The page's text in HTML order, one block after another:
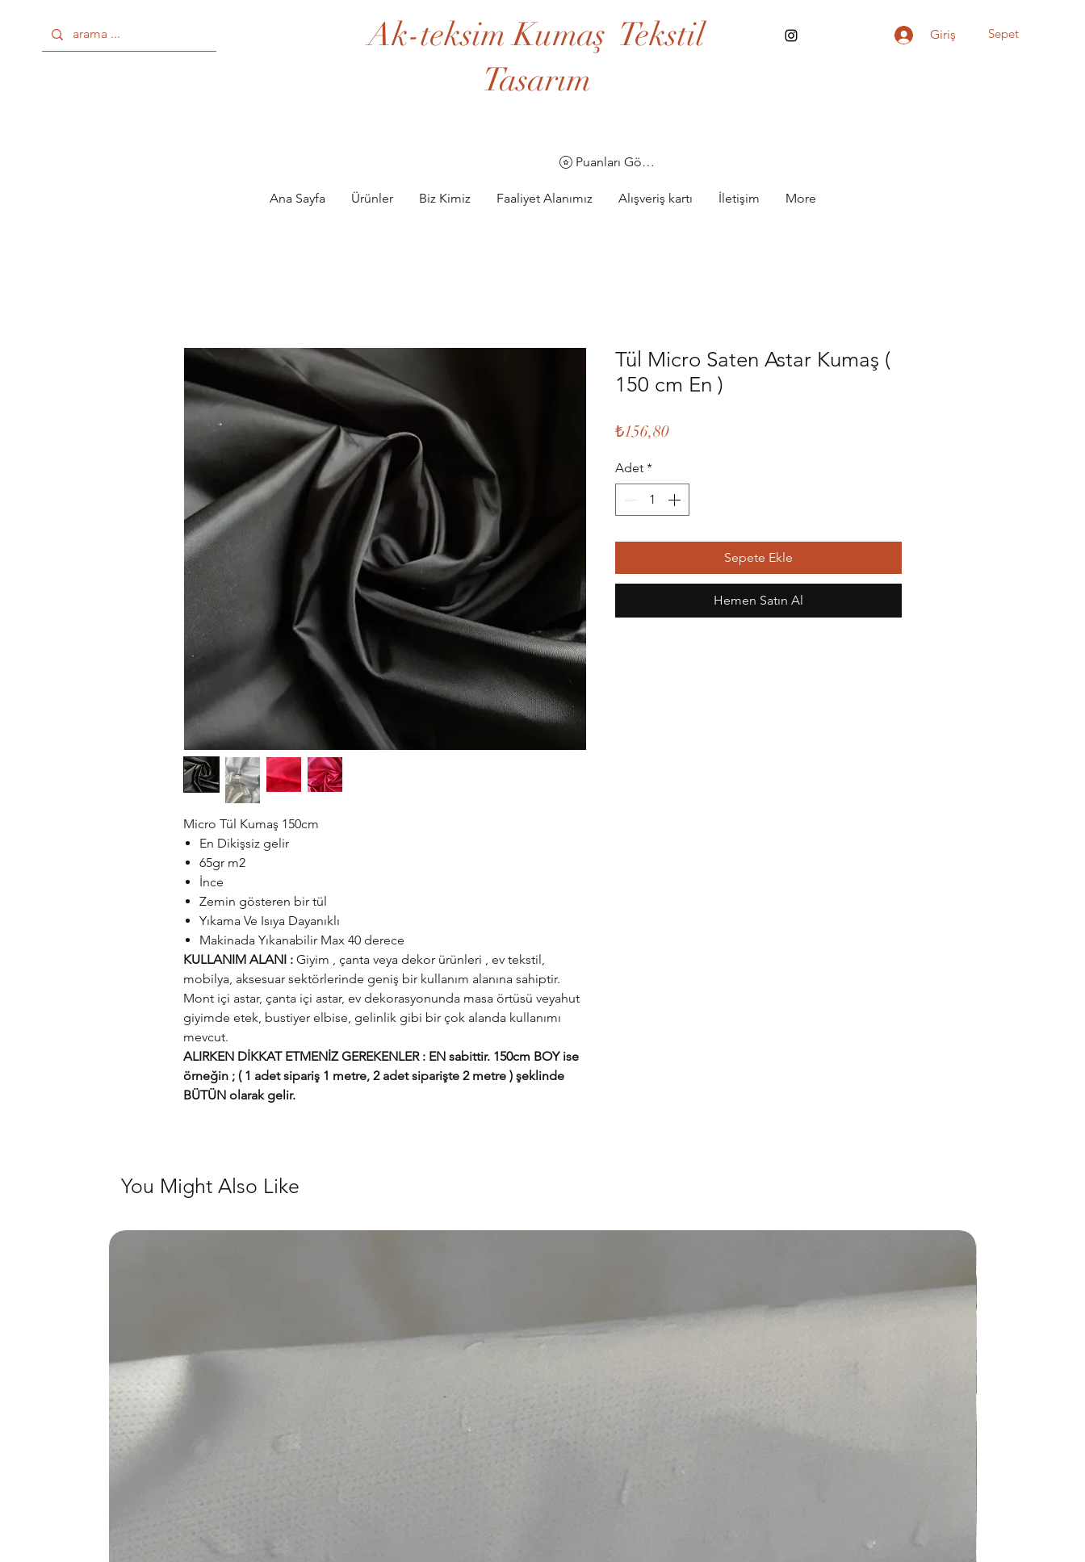
Ak-teksim Kumaş Tekstil
Tasarım
Giriş Sepet
Ana Sayfa Ürünler Biz Kimiz Faaliyet Alanımız Alışveriş kartı İletişim More
Puanları Görüntüle
Micro Tül Kumaş 150cm
En Dikişsiz gelir
65gr m2
İnce
Zemin gösteren bir tül
Yıkama Ve Isıya Dayanıklı
Makinada Yıkanabilir Max 40 derece
KULLANIM ALANI : Giyim , çanta veya dekor ürünleri , ev tekstil,
mobilya, aksesuar sektörlerinde geniş bir kullanım alanına sahiptir.
Mont içi astar, çanta içi astar, ev dekorasyonunda masa örtüsü veyahut
giyimde etek, bustiyer elbise, gelinlik gibi bir çok alanda kullanımı
mevcut.
ALIRKEN DİKKAT ETMENİZ GEREKENLER : EN sabittir. 150cm BOY ise
örneğin ; ( 1 adet sipariş 1 metre, 2 adet siparişte 2 metre ) şeklinde
BÜTÜN olarak gelir.
Tül Micro Saten Astar Kumaş (
150 cm En )
₺156,80Fiyat
Adet *
Sepete Ekle
Hemen Satın Al
You Might Also Like